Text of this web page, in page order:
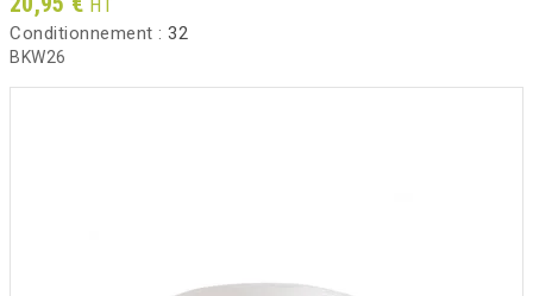
HT
Conditionnement : 32
BKW26